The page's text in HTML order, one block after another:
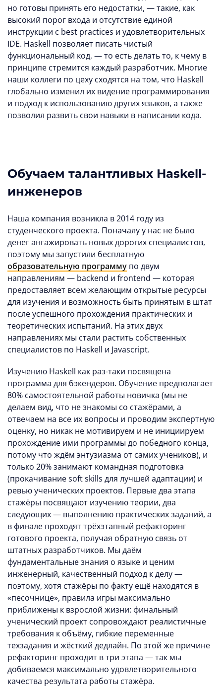
но готовы принять его недостатки, — такие, как
высокий порог входа и отсутствие единой
инструкции с best practices и удовлетворительных
IDE. Haskell позволяет писать чистый
функциональный код, — то есть делать то, к чему в
принципе стремится каждый разработчик. Многие
наши коллеги по цеху сходятся на том, что Haskell
глобально изменил их видение программирования
и подход к использованию других языков, а также
позволил развить свои навыки в написании кода.
Обучаем талантливых Haskell-
инженеров
Наша компания возникла в 2014 году из
студенческого проекта. Поначалу у нас не было
денег ангажировать новых дорогих специалистов,
поэтому мы запустили бесплатную
образовательную программу по двум
направлениям — backend и frontend — которая
предоставляет всем желающим открытые ресурсы
для изучения и возможность быть принятым в штат
после успешного прохождения практических и
теоретических испытаний. На этих двух
направлениях мы стали растить собственных
специалистов по Haskell и Javascript.
Изучению Haskell как раз-таки посвящена
программа для бэкендеров. Обучение предполагает
80% самостоятельной работы новичка (мы не
делаем вид, что не знакомы со стажёрами, а
отвечаем на все их вопросы и проводим экспертную
оценку, но никак не мотивируем и не инициируем
прохождение ими программы до победного конца,
потому что ждём энтузиазма от самих учеников), и
только 20% занимают командная подготовка
(прокачивание soft skills для лучшей адаптации) и
ревью ученических проектов. Первые два этапа
стажёры посвящают изучению теории, два
следующих — выполнению практических заданий, а
в финале проходят трёхэтапный рефакторинг
готового проекта, получая обратную связь от
штатных разработчиков. Мы даём
фундаментальные знания о языке и ценим
инженерный, качественный подход к делу —
поэтому, хотя стажёры по факту ещё находятся в
«песочнице», правила игры максимально
приближены к взрослой жизни: финальный
ученический проект сопровождают реалистичные
требования к объёму, гибкие переменные
техзадания и жёсткий дедлайн. По этой же причине
рефакторинг проходит в три этапа — так мы
добиваемся максимально удовлетворительного
качества результата работы стажёра.